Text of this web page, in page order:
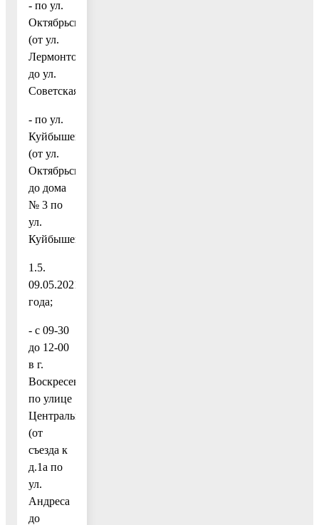
- по ул.
Октябрьская
(от ул.
Лермонтова
до ул.
Советская);
- по ул.
Куйбышева
(от ул.
Октябрьская
до дома
№ 3 по
ул.
Куйбышева).
1.5.
09.05.2021
года;
- с 09-30
до 12-00
в г.
Воскресенск
по улице
Центральная
(от
съезда к
д.1а по
ул.
Андреса
до